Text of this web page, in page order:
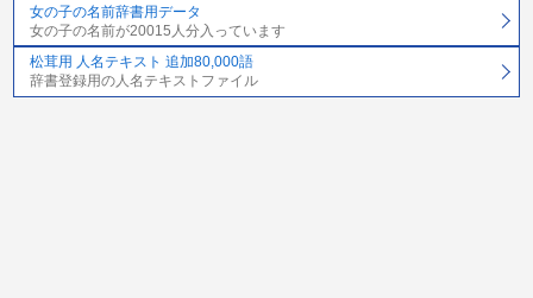
女の子の名前辞書用データ
女の子の名前が20015人分入っています
松茸用 人名テキスト 追加80,000語
辞書登録用の人名テキストファイル